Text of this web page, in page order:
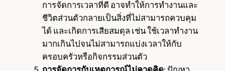
การจัดการเวลาที่ดี อาจทำให้การทำงานและ
ชีวิตส่วนตัวกลายเป็นสิ่งที่ไม่สามารถควบคุม
ได้ และเกิดการเสียสมดุล เช่น ใช้เวลาทำงาน
มากเกินไปจนไม่สามารถแบ่งเวลาให้กับ
ครอบครัวหรือกิจกรรมส่วนตัว